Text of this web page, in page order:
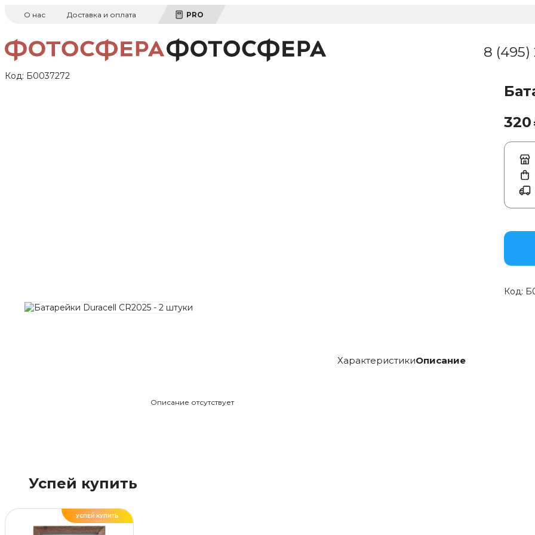
О нас Доставка и оплата PRO
8 (495)
Код: Б0037272
320
Код:
ХарактеристикиОписание
Описание отсутствует
Успей купить
УСПЕЙ КУПИТЬ